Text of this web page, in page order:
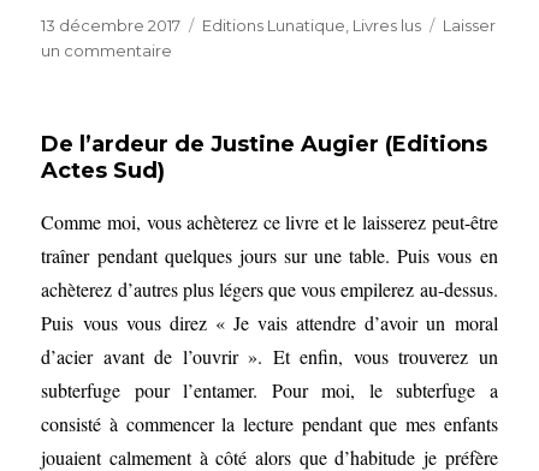
Publié
le
13 décembre 2017 Catégories
Editions Lunatique Livres lus
Laisser
un commentaire
autrefois
Taupin
(Editions
De l’ardeur de Justine Augier (Editions
Actes Sud)
Comme moi, vous achèterez ce livre et le laisserez peut-être
traîner pendant quelques jours sur une table. Puis vous en
achèterez d’autres plus légers que vous empilerez au-dessus.
Puis vous vous direz « Je vais attendre d’avoir un moral
d’acier avant de l’ouvrir ». Et enfin, vous trouverez un
subterfuge pour l’entamer. Pour moi, le subterfuge a
consisté à commencer la lecture pendant que mes enfants
jouaient calmement à côté alors que d’habitude je préfère